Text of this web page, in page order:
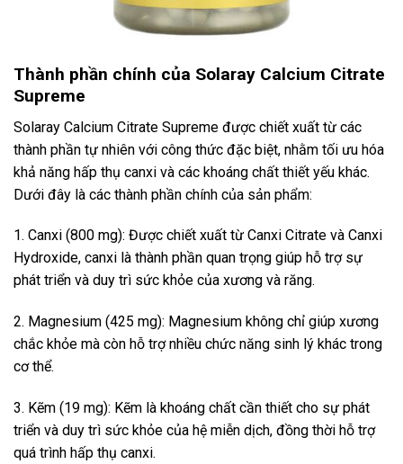
Thành phần chính của Solaray Calcium Citrate
Supreme
Solaray Calcium Citrate Supreme được chiết xuất từ các
thành phần tự nhiên với công thức đặc biệt, nhằm tối ưu hóa
khả năng hấp thụ canxi và các khoáng chất thiết yếu khác.
Dưới đây là các thành phần chính của sản phẩm:
1. Canxi (800 mg): Được chiết xuất từ Canxi Citrate và Canxi
Hydroxide, canxi là thành phần quan trọng giúp hỗ trợ sự
phát triển và duy trì sức khỏe của xương và răng.
2. Magnesium (425 mg): Magnesium không chỉ giúp xương
chắc khỏe mà còn hỗ trợ nhiều chức năng sinh lý khác trong
cơ thể.
3. Kẽm (19 mg): Kẽm là khoáng chất cần thiết cho sự phát
triển và duy trì sức khỏe của hệ miễn dịch, đồng thời hỗ trợ
quá trình hấp thụ canxi.